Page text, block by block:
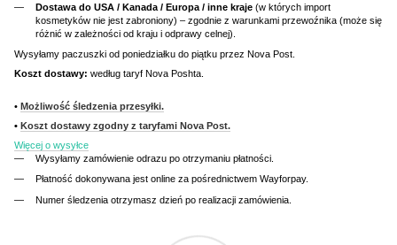
Dostawa do USA / Kanada / Europa / inne kraje (w których import
kosmetyków nie jest zabroniony) – zgodnie z warunkami przewoźnika (może się
różnić w zależności od kraju i odprawy celnej).
Wysyłamy paczuszki od poniedziałku do piątku przez Nova Post.
Koszt dostawy: według taryf Nova Poshta.
• Możliwość śledzenia przesyłki.
• Koszt dostawy zgodny z taryfami Nova Post.
Więcej o wysyłce
Wysyłamy zamówienie odrazu po otrzymaniu płatności.
Płatność dokonywana jest online za pośrednictwem Wayforpay.
Numer śledzenia otrzymasz dzień po realizacji zamówienia.